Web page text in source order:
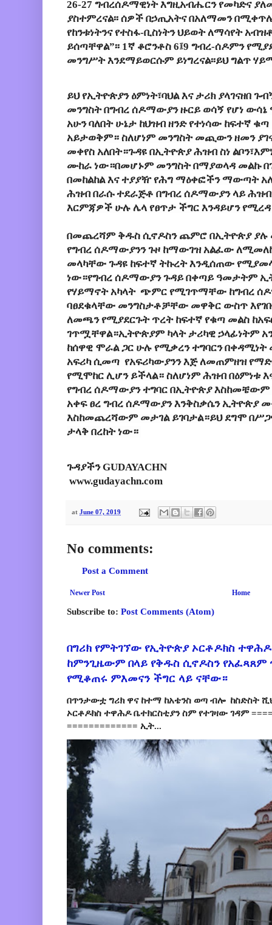
26-27 ግብረሰዶማዊነት እግዚአብሔርን የመካድና
ያስተምረናል፡፡ ሰዎች በኃጢአትና በአለማመን
የከንቱነትንና የተስፋ-ቢስነትን ህይወት ለማሳየት
ይሰጣቸዋል”፡፡ 1ኛ ቆሮንቶስ 6፤9 ግብረ-ሰዶምን
መንግሥት እንደማይወርሱም ይነግረናል፡፡ይህ ግልጥ
ይህ የኢትዮጵያን ዕምነት፣ባህል እና ታሪክ ያላገናዘበ
መንግስት በግብረ ሰዶማውያን ዙርይ ወሳኝ የሆነ
አሁን ባለበት ሁኔታ ከህዝብ ዘንድ የተነሳው ከፍተኛ
አይታወቅም። ስለሆነም መንግስት መጪውን ዘመን
መቀየስ አለበት።ጉዳዩ በኢትዮጵያ ሕዝብ ስነ
ሙከራ ነው።በመሆኑም መንግስት በማያወላዳ መልኩ
በመከልከል እና ተያያዥ የሕግ ማዕቀፎችን ማውጣት
ሕዝብ በራሱ ተደራጅቶ በግብረ ሰዶማውያን ላይ
እርምጃዎች ሁሉ ሌላ የፀጥታ ችግር እንዳይሆን
በመጨረሻም ቅዱስ ሲኖዶስን ጨምሮ በኢትዮጵያ ያሉ
የግብረ ሰዶማውያንን ጉዞ ከማውገዝ አልፈው
መላካቸው ጉዳዩ ከፍተኛ ትኩረት እንዲሰጠው
ነው።የግብረ ሰዶማውያን ጉዳይ በቀጣይ ዓመታትም
የሃይማኖት አካላት ጭምር የሚገጥማቸው ከግብረ
ባፀደቁላቸው መንግስታቶቻቸው መዋቅር ውስጥ
ለመጫን የሚያደርጉት ጥረት ከፍተኛ የቁጣ መልስ
ገጥሟቸዋል።ኢትዮጵያም ካላት ታሪካዊ ኃላፊነትም
ከሰዋዊ ሞራል ጋር ሁሉ የሚቃረን ተግባርን በቀዳሚነት
አፍሪካ ሲመጣ የአፍሪካውያንን እጅ ለመጠምዘዝ
የሚሞከር ሊሆን ይችላል። ስለሆነም ሕዝብ በዕምነቱ
የግብረ ሰዶማውያን ተግባር በኢትዮጵያ እስከመቼውም
አቀፍ ፀረ ግብረ ሰዶማውያን እንቅስቃሴን ኢትዮጵያ
እስከመጨረሻውም መታገል ይገባታል።ይህ ደግሞ
ታላቅ በረከት ነው።
ጉዳያችን GUDAYACHN
www.gudayachn.com
at June 07, 2019
No comments:
Post a Comment
Newer Post Home
Subscribe to: Post Comments (Atom)
በግሪክ የምትገኘው የኢትዮጵያ ኦርቶዶክስ
ከምንጊዜውም በላይ የቅዱስ ሲኖዶስን የአፈጻጸም
የሚቆጠሩ ምእመናን ችግር ላይ ናቸው።
በጥንታውቷ ግሪክ ዋና ከተማ ከአቴንስ ወጣ ብሎ ከስድስት
ኦርቶዶክስ ተዋሕዶ ቤተክርስቲያን ስም የተገዛው ገዳም
============= ኢት...